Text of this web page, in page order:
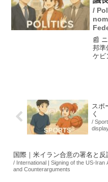
/
📰
邦準
ケビ
スポ
く
/
国際｜米イラン合意の署名と反
/ International | Signing of the US-Iran
and Counterarguments